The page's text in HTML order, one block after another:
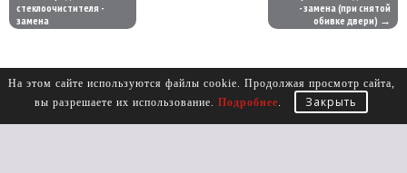
стеклоочистителя -
замена
- замена (при снятой
обивке двери) →
На этом сайте используются файлы cookie. Продолжая просмотр сайта,
вы разрешаете их использование. Подробнее. Закрыть